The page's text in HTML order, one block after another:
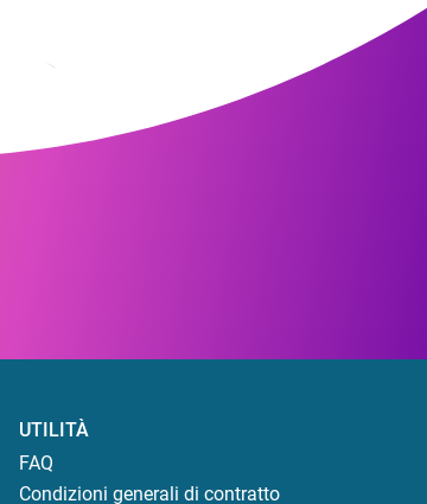
UTILITÀ
FAQ
Condizioni generali di contratto